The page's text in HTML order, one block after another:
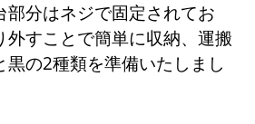
部分はネジで固定されてお
外すことで簡単に収納、運搬
黒の2種類を準備いたしまし